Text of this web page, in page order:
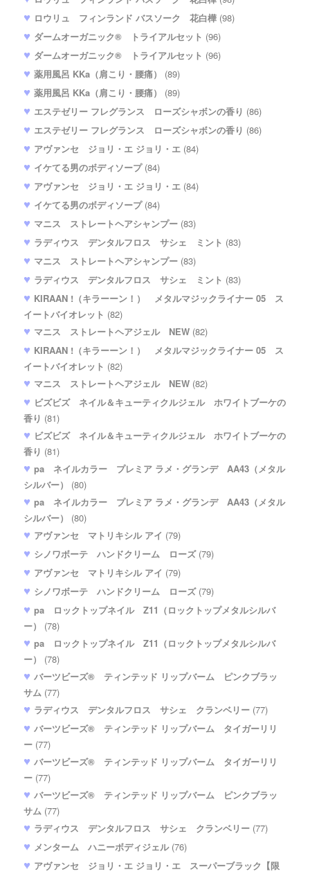
ロウリュ フィンランド バスソーク 花白樺 (98)
ダームオーガニック® トライアルセット (96)
ダームオーガニック® トライアルセット (96)
薬用風呂 KKa（肩こり・腰痛）
(89)
薬用風呂 KKa（肩こり・腰痛）
(89)
エステゼリー フレグランス ローズシャボンの香り (86)
エステゼリー フレグランス ローズシャボンの香り (86)
アヴァンセ ジョリ・エ ジョリ・エ (84)
イケてる男のボディソープ(84)
アヴァンセ ジョリ・エ ジョリ・エ (84)
イケてる男のボディソープ(84)
マニス ストレートヘアシャンプー (83)
ラディウス デンタルフロス サシェ ミント (83)
マニス ストレートヘアシャンプー (83)
ラディウス デンタルフロス サシェ ミント (83)
KIRAAN !（キラーーン！） メタルマジックライナー 05 ス
イートバイオレット (82)
マニス ストレートヘアジェル NEW (82)
KIRAAN !（キラーーン！） メタルマジックライナー 05 ス
イートバイオレット (82)
マニス ストレートヘアジェル NEW (82)
ビズビズ ネイル＆キューティクルジェル ホワイトブーケの
香り (81)
ビズビズ ネイル＆キューティクルジェル ホワイトブーケの
香り (81)
pa ネイルカラー プレミア ラメ・グランデ AA43（メタル
シルバー）
(80)
pa ネイルカラー プレミア ラメ・グランデ AA43（メタル
シルバー）
(80)
アヴァンセ マトリキシル アイ (79)
シノワボーテ ハンドクリーム ローズ(79)
アヴァンセ マトリキシル アイ (79)
シノワボーテ ハンドクリーム ローズ(79)
pa ロックトップネイル Z11（ロックトップメタルシルバ
ー）
(78)
pa ロックトップネイル Z11（ロックトップメタルシルバ
ー）
(78)
バーツビーズ® ティンテッド リップバーム ピンクブラッ
サム (77)
ラディウス デンタルフロス サシェ クランベリー (77)
バーツビーズ® ティンテッド リップバーム タイガーリリ
ー (77)
バーツビーズ® ティンテッド リップバーム タイガーリリ
ー (77)
バーツビーズ® ティンテッド リップバーム ピンクブラッ
サム (77)
ラディウス デンタルフロス サシェ クランベリー (77)
メンターム ハニーボディジェル(76)
アヴァンセ ジョリ・エ ジョリ・エ スーパーブラック【限